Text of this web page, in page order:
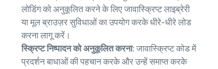
लोडिंग को अनुकूलित करने के लिए जावास्क्रिप्ट लाइब्रेरी
या मूल ब्राउज़र सुविधाओं का उपयोग करके धीरे-धीरे लोड
करना लागू करें।
स्क्रिप्ट निष्पादन को अनुकूलित करना:जावास्क्रिप्ट कोड में
प्रदर्शन बाधाओं की पहचान करके और उन्हें समाप्त करके